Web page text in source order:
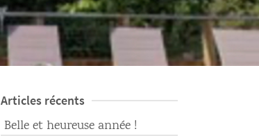
Articles récents
Belle et heureuse année !